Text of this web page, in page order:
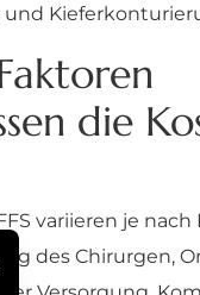
die
variieren je
des Chirurgen,